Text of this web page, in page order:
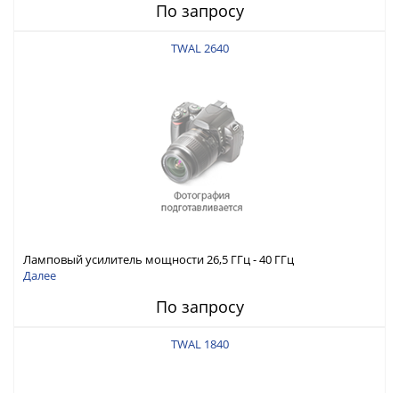
По запросу
TWAL 2640
Ламповый усилитель мощности 26,5 ГГц - 40 ГГц
Далее
По запросу
TWAL 1840